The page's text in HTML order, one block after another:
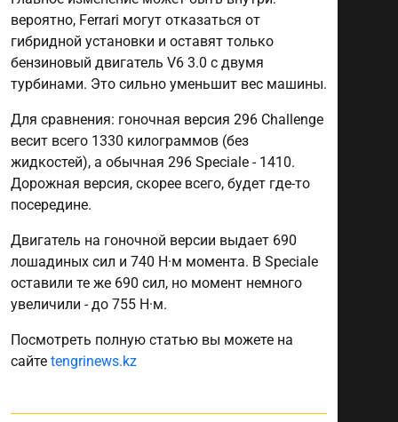
вероятно, Ferrari могут отказаться от
гибридной установки и оставят только
бензиновый двигатель V6 3.0 с двумя
турбинами. Это сильно уменьшит вес машины.
Для сравнения: гоночная версия 296 Challenge
весит всего 1330 килограммов (без
жидкостей), а обычная 296 Speciale - 1410.
Дорожная версия, скорее всего, будет где-то
посередине.
Двигатель на гоночной версии выдает 690
лошадиных сил и 740 Н·м момента. В Speciale
оставили те же 690 сил, но момент немного
увеличили - до 755 Н·м.
Посмотреть полную статью вы можете на
сайте tengrinews.kz